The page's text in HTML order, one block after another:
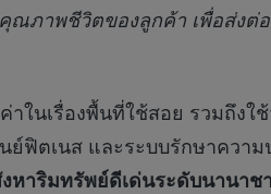
ณภาพชีวิตของลูกค้า เพื่อส่ง
าในเรื่องพื้นที่ใช้สอย รวมถึง
ย์ฟิตเนส และระบบรักษาควา
หาริมทรัพย์ดีเด่นระดับนานาช